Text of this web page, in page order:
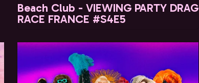
Beach Club - VIEWING PARTY DRAG
RACE FRANCE #S4E5